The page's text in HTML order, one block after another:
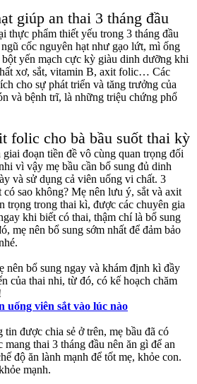
giúp an thai 3 tháng đầu
thực phẩm thiết yếu trong 3 tháng đầu
cốc nguyên hạt như gạo lứt, mì ống
yến mạch cực kỳ giàu dinh dưỡng khi
xơ, sắt, vitamin B, axit folic… Các
cho sự phát triển và tăng trưởng của
và bệnh trĩ, là những triệu chứng phổ
folic cho bà bầu suốt thai kỳ
đoạn tiền đề vô cùng quan trọng đối
vì vậy mẹ bầu cần bổ sung đủ dinh
và sử dụng cả viên uống vi chất. 3
có sao không? Mẹ nên lưu ý, sắt và axit
trọng trong thai kì, được các chuyên gia
khi biết có thai, thậm chí là bổ sung
mẹ nên bổ sung sớm nhất để đảm bảo
nên bổ sung ngay và khám định kì đầy
của thai nhi, từ đó, có kế hoạch chăm
uống viên sắt vào lúc nào
được chia sẻ ở trên, mẹ bầu đã có
mang thai 3 tháng đầu nên ăn gì để an
độ ăn lành mạnh để tốt mẹ, khỏe con.
mạnh.